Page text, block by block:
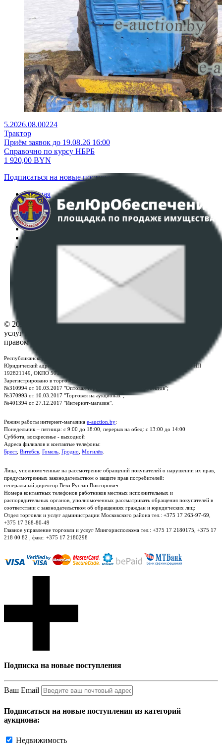
5.2026.08.00224
Трактор
Приём заявок до 19.08.26 16:00
Справочно по курсу НБРБ
1 920,00 BYN
Подписаться на новые поступления
Главная
Аукционы
Интернет-магазин
Регламент организации и проведения торгов
Политика в отношении обработки персональных
ПОЛОЖЕНИЕ О ПОЛИТИКЕ ОБРАБОТКИ COOKIE-
Настройки cookie-файлов
© 2026 Республиканское унитарное предприятие по оказанию
услуг "БелЮрОбеспечение" - Все права защищены авторским
правом
Республиканское унитарное предприятие по оказанию услуг "БелЮрОбеспечение"
Юридический адрес: г. Минск, пр-т. Дзержинского, 1Б, e-mail:
, УНП
192821149, ОКПО 500111895000
Зарегистрировано в торговом реестре Республики Беларусь:
№310994 от 10.03.2017 "Оптовая торговля без торговых объектов";
№370993 от 10.03.2017 "Торговля на аукционах";
№401394 от 27.12.2017 "Интернет-магазин".
Режим работы интернет-магазина e-auction.by:
Понедельник – пятница: с 9:00 до 18:00, перерыв на обед: с 13:00 до 14:00
Суббота, воскресенье - выходной
Адреса филиалов и контактые телефоны:
Брест, Витебск Гомель Гродно Могилёв
Лица, уполномоченные на рассмотрение обращений покупателей о нарушении их прав,
предусмотренных законодательством о защите прав потребителей:
генеральный директор Веко Руслан Викторович.
Номера контактных телефонов работников местных исполнительных и
распорядительных органов, уполномоченных рассматривать обращения покупателей в
соответствии с законодательством об обращениях граждан и юридических лиц:
Отдел торговли и услуг администрации Московского района тел.: +375 17 263-97-69,
+375 17 368-80-49
Главное управление торговли и услуг Мингорисполкома тел.: +375 17 2180175, +375 17
218 00 82 , факс: +375 17 2180298
Подписка на новые поступления
Ваш Email
Подписаться на новые поступления из категорий
аукциона:
Недвижимость